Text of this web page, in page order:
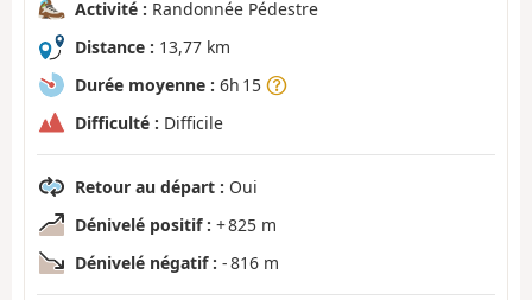
Activité : Randonnée Pédestre
Distance : 13,77 km
Durée moyenne : 6h 15
Difficulté : Difficile
Retour au départ : Oui
Dénivelé positif : + 825 m
Dénivelé négatif : - 816 m